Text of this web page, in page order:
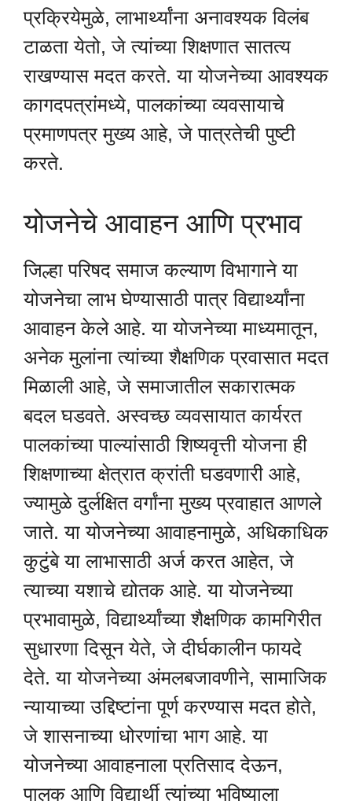
प्रक्रियेमुळे, लाभार्थ्यांना अनावश्यक विलंब
टाळता येतो, जे त्यांच्या शिक्षणात सातत्य
राखण्यास मदत करते. या योजनेच्या आवश्यक
कागदपत्रांमध्ये, पालकांच्या व्यवसायाचे
प्रमाणपत्र मुख्य आहे, जे पात्रतेची पुष्टी
करते.
योजनेचे आवाहन आणि प्रभाव
जिल्हा परिषद समाज कल्याण विभागाने या
योजनेचा लाभ घेण्यासाठी पात्र विद्यार्थ्यांना
आवाहन केले आहे. या योजनेच्या माध्यमातून,
अनेक मुलांना त्यांच्या शैक्षणिक प्रवासात मदत
मिळाली आहे, जे समाजातील सकारात्मक
बदल घडवते. अस्वच्छ व्यवसायात कार्यरत
पालकांच्या पाल्यांसाठी शिष्यवृत्ती योजना ही
शिक्षणाच्या क्षेत्रात क्रांती घडवणारी आहे,
ज्यामुळे दुर्लक्षित वर्गांना मुख्य प्रवाहात आणले
जाते. या योजनेच्या आवाहनामुळे, अधिकाधिक
कुटुंबे या लाभासाठी अर्ज करत आहेत, जे
त्याच्या यशाचे द्योतक आहे. या योजनेच्या
प्रभावामुळे, विद्यार्थ्यांच्या शैक्षणिक कामगिरीत
सुधारणा दिसून येते, जे दीर्घकालीन फायदे
देते. या योजनेच्या अंमलबजावणीने, सामाजिक
न्यायाच्या उद्दिष्टांना पूर्ण करण्यास मदत होते,
जे शासनाच्या धोरणांचा भाग आहे. या
योजनेच्या आवाहनाला प्रतिसाद देऊन,
पालक आणि विद्यार्थी त्यांच्या भविष्याला